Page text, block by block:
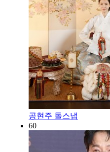
공현주 돌스냅
60